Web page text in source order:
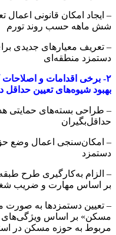
– ایجاد امکان قانونی
شش ماهه حسب روند تورم
– تعریف معیارهای جدیدی
دستمزد منطقه‌ای
۲- برخی اقدامات و
بهبود شیوه‌های تعیین
– طراحی بسته‌های حمایتی
حداقل‌بگیران
– امکان‌سنجی اعمال وضع حق
دستمزد
– الزام به‌کارگیری طرح
بر اساس مهارت و ضریب
– تعیین دستمزدها به صورت
مسکن» بر اساس ویژگی‌های
مربوط به حوزه مسکن در